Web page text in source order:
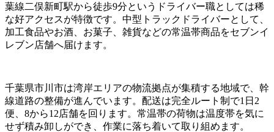
葉線二俣新町駅から徒歩9分というドライバー職としては稀
な好アクセスが特徴です。中型トラックドライバーとして、
加工食品やお酒、お菓子、雑貨などの常温帯商品をセブンイ
レブン店舗へ届けます。
千葉県市川市は湾岸エリアの物流拠点が集積する地域で、幹
線道路の整備が進んでいます。配送は完全ルート制で1日2
便、8から12店舗を回ります。常温帯の荷物は温度帯を気に
せず積み卸しができ、作業に落ち着いて取り組めます。